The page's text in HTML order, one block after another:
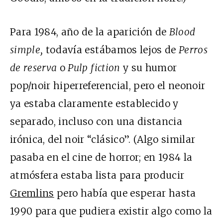
Para 1984, año de la aparición de Blood
simple, todavía estábamos lejos de Perros
de reserva oPulp fiction y su humor
pop/noir hiperreferencial, pero el neonoir
ya estaba claramente establecido y
separado, incluso con una distancia
irónica, del noir “clásico”. (Algo similar
pasaba en el cine de horror; en 1984 la
atmósfera estaba lista para producir
Gremlins pero había que esperar hasta
1990 para que pudiera existir algo como la